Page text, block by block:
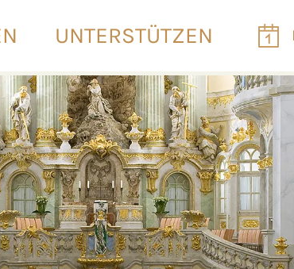
UNTERSTÜTZEN